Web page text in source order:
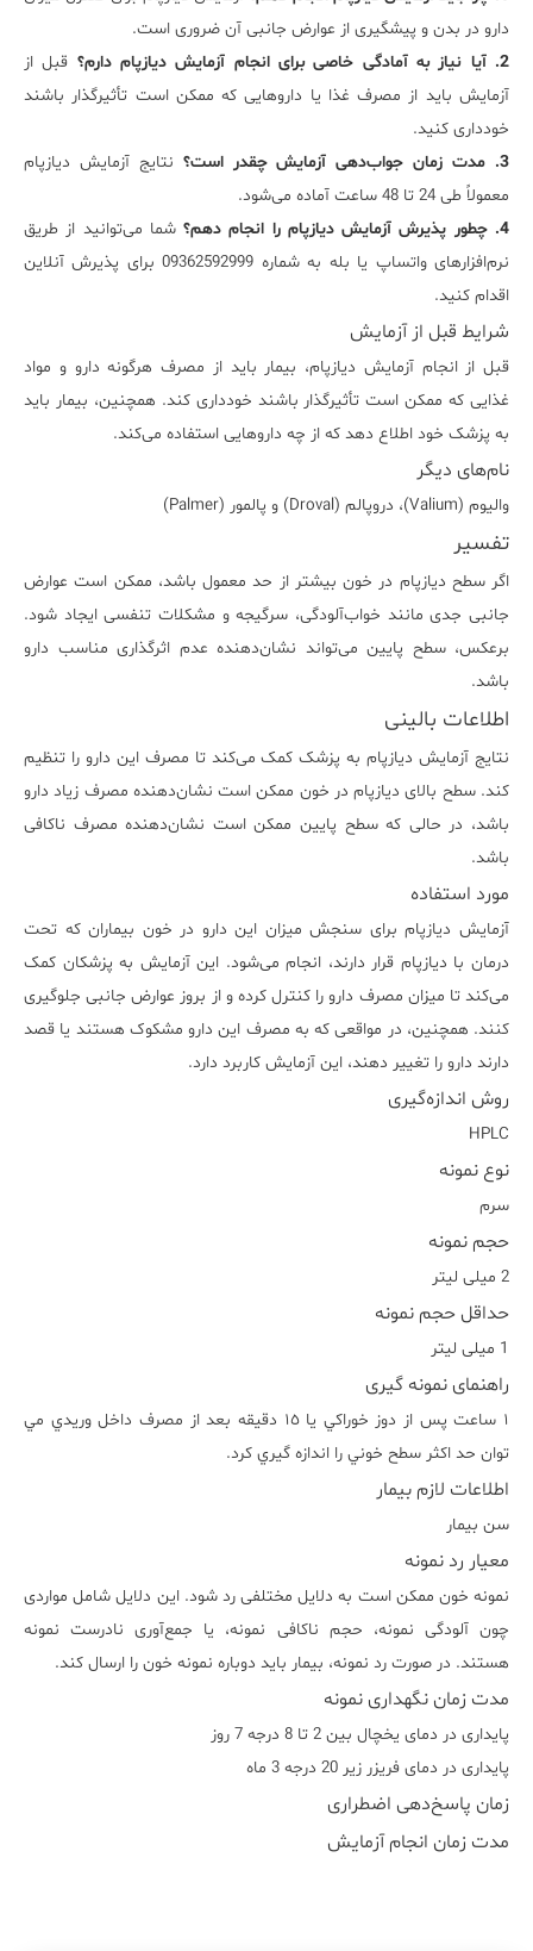
دارو در بدن و پیشگیری از عوارض جانبی آن ضروری است.
2. آیا نیاز به آمادگی خاصی برای انجام آزمایش دیازپام دارم؟
قبل از
آزمایش باید از مصرف غذا یا داروهایی که ممکن است تأثیرگذار باشند
خودداری کنید.
3. مدت زمان جواب‌دهی آزمایش چقدر است؟
نتایج آزمایش دیازپام
معمولاً طی 24 تا 48 ساعت آماده می‌شود.
4. چطور پذیرش آزمایش دیازپام را انجام دهم؟
شما می‌توانید از طریق
نرم‌افزارهای واتساپ یا بله به شماره 09362592999 برای پذیرش آنلاین
اقدام کنید.
شرایط قبل از آزمایش
قبل از انجام آزمایش دیازپام، بیمار باید از مصرف هرگونه دارو و مواد
غذایی که ممکن است تأثیرگذار باشند خودداری کند. همچنین، بیمار باید
به پزشک خود اطلاع دهد که از چه داروهایی استفاده می‌کند.
نام‌های دیگر
والیوم (Valium)، دروپالم (Droval) و پالمور (Palmer)
تفسیر
اگر سطح دیازپام در خون بیشتر از حد معمول باشد، ممکن است عوارض
جانبی جدی مانند خواب‌آلودگی، سرگیجه و مشکلات تنفسی ایجاد شود.
برعکس، سطح پایین می‌تواند نشان‌دهنده عدم اثرگذاری مناسب دارو
باشد.
اطلاعات بالینی
نتایج آزمایش دیازپام به پزشک کمک می‌کند تا مصرف این دارو را تنظیم
کند. سطح بالای دیازپام در خون ممکن است نشان‌دهنده مصرف زیاد دارو
باشد، در حالی که سطح پایین ممکن است نشان‌دهنده مصرف ناکافی
باشد.
مورد استفاده
آزمایش دیازپام برای سنجش میزان این دارو در خون بیماران که تحت
درمان با دیازپام قرار دارند، انجام می‌شود. این آزمایش به پزشکان کمک
می‌کند تا میزان مصرف دارو را کنترل کرده و از بروز عوارض جانبی جلوگیری
کنند. همچنین، در مواقعی که به مصرف این دارو مشکوک هستند یا قصد
دارند دارو را تغییر دهند، این آزمایش کاربرد دارد.
روش اندازه‌گیری
HPLC
نوع نمونه
سرم
حجم نمونه
2 میلی لیتر
حداقل حجم نمونه
1 میلی لیتر
راهنمای نمونه گیری
١ ساعت پس از دوز خوراکي يا ١٥ دقيقه بعد از مصرف داخل وريدي مي
توان حد اکثر سطح خوني را اندازه گيري کرد.
اطلاعات لازم بیمار
سن بیمار
معیار رد نمونه
نمونه خون ممکن است به دلایل مختلفی رد شود. این دلایل شامل مواردی
چون آلودگی نمونه، حجم ناکافی نمونه، یا جمع‌آوری نادرست نمونه
هستند. در صورت رد نمونه، بیمار باید دوباره نمونه خون را ارسال کند.
مدت زمان نگهداری نمونه
پایداری در دمای یخچال بین 2 تا 8 درجه 7 روز
پایداری در دمای فریزر زیر 20 درجه 3 ماه
زمان پاسخ‌دهی اضطراری
مدت زمان انجام آزمایش